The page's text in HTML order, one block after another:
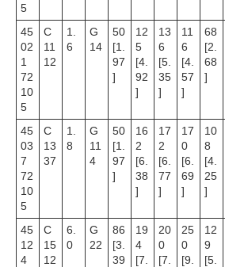
5
45
02
1
72
10
5
C
11
12
1.
6
G
14
50
[1.
97
]
12
5
[4.
92
]
13
6
[5.
35
]
11
6
[4.
57
]
68
[2.
68
]
45
03
7
72
10
5
C
13
37
1.
8
G
11
4
50
[1.
97
]
16
2
[6.
38
]
17
2
[6.
77
]
17
0
[6.
69
]
10
8
[4.
25
]
45
12
4
C
15
12
6.
0
G
22
86
[3.
39
19
4
[7.
20
0
[7.
25
0
[9.
12
9
[5.